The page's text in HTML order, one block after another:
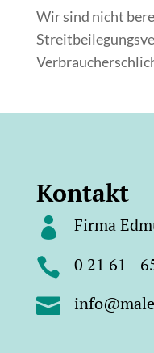
Wir sind nicht
Kontakt
 Firma
 0 21 61 -
